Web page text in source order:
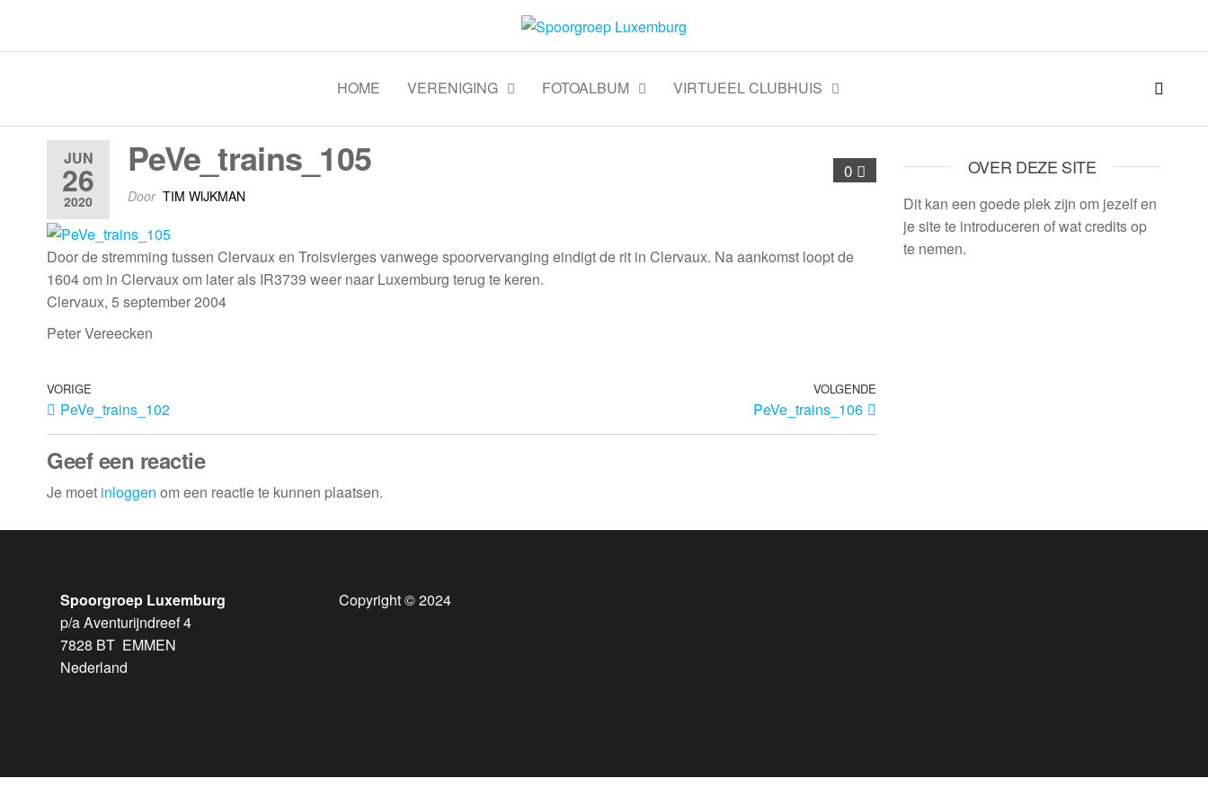
Spoorgroep Luxemburg
HOME VERENIGING FOTOALBUM VIRTUEEL CLUBHUIS
JUN
26
2020
0
PeVe_trains_105
Door TIM WIJKMAN
Door de stremming tussen Clervaux en Troisvierges vanwege spoorvervanging eindigt de rit in Clervaux. Na aankomst loopt de
1604 om in Clervaux om later als IR3739 weer naar Luxemburg terug te keren.
Clervaux, 5 september 2004
Peter Vereecken
VORIGE
PeVe_trains_102
VOLGENDE
PeVe_trains_106
Geef een reactie
Je moet inloggen om een reactie te kunnen plaatsen.
OVER DEZE SITE
Dit kan een goede plek zijn om jezelf en
je site te introduceren of wat credits op
te nemen.
Spoorgroep Luxemburg
p/a Aventurijndreef 4
7828 BT EMMEN
Nederland
Copyright © 2024